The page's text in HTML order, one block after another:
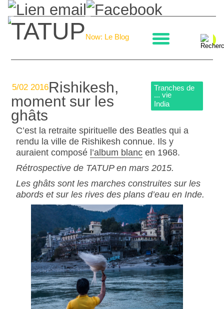
La boulangerie
TATUPNow: Le Blog
Tranches de
... vie
India
5/02 2016Rishikesh,
moment sur les
ghâts
C’est la retraite spirituelle des Beatles qui a
rendu la ville de Rishikesh connue. Ils y
auraient composé l’album blancen 1968.
Rétrospective de TATUP en mars 2015.
Les ghâts sont les marches construites sur les
abords et sur les rives des plans d’eau en Inde.